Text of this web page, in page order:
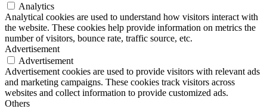
Analytics
Analytical cookies are used to understand how visitors interact with
the website. These cookies help provide information on metrics the
number of visitors, bounce rate, traffic source, etc.
Advertisement
Advertisement
Advertisement cookies are used to provide visitors with relevant ads
and marketing campaigns. These cookies track visitors across
websites and collect information to provide customized ads.
Others